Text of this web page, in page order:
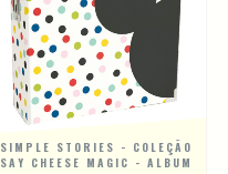
SIMPLE STORIES - COLEÇÃO
SAY CHEESE MAGIC - ALBUM